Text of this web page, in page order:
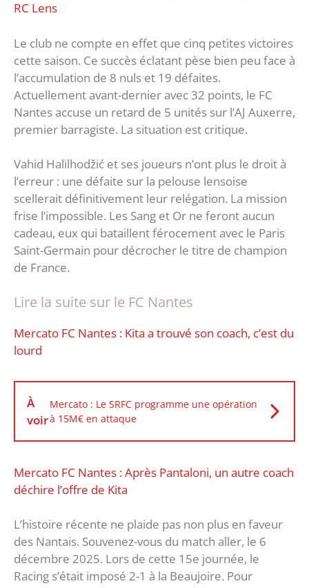
RC Lens
Le club ne compte en effet que cinq petites victoires
cette saison. Ce succès éclatant pèse bien peu face à
l’accumulation de 8 nuls et 19 défaites.
Actuellement avant-dernier avec 32 points, le FC
Nantes accuse un retard de 5 unités sur l’AJ Auxerre,
premier barragiste. La situation est critique.
Vahid Halilhodžić et ses joueurs n’ont plus le droit à
l’erreur : une défaite sur la pelouse lensoise
scellerait définitivement leur relégation. La mission
frise l’impossible. Les Sang et Or ne feront aucun
cadeau, eux qui bataillent férocement avec le Paris
Saint-Germain pour décrocher le titre de champion
de France.
Lire la suite sur le FC Nantes
Mercato FC Nantes : Kita a trouvé son coach, c’est du
lourd
À
voir
Mercato : Le SRFC programme une opération
à 15M€ en attaque
Mercato FC Nantes : Après Pantaloni, un autre coach
déchire l’offre de Kita
L’histoire récente ne plaide pas non plus en faveur
des Nantais. Souvenez-vous du match aller, le 6
décembre 2025. Lors de cette 15e journée, le
Racing s’était imposé 2-1 à la Beaujoire. Pour